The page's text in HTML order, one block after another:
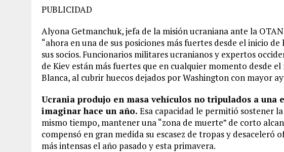
PUBLICIDAD
Alyona Getmanchuk, jefa de la misión ucraniana ante la
“ahora en una de sus posiciones más fuertes desde el inicio
sus socios. Funcionarios militares ucranianos y expertos
de Kiev están más fuertes que en cualquier momento desde
Blanca, al cubrir huecos dejados por Washington con mayor
Ucrania produjo en masa vehículos no tripulados a una
imaginar hace un año. Esa capacidad le permitió sostener
mismo tiempo, mantener una “zona de muerte” de corto
compensó en gran medida su escasez de tropas y desaceleró
más intensas el año pasado y esta primavera.